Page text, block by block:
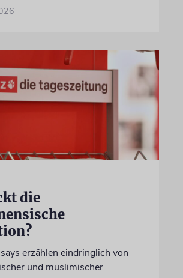
die
erzählen eindringlich von
und muslimischer